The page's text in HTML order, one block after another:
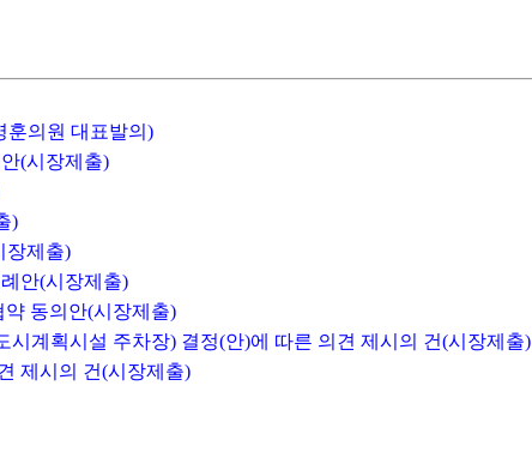
훈의원 대표발의)
(시장제출)
)
장제출)
안(시장제출)
동의안(시장제출)
시계획시설 주차장) 결정(안)에 따른 의견 제시의 건(시장제출)
제시의 건(시장제출)